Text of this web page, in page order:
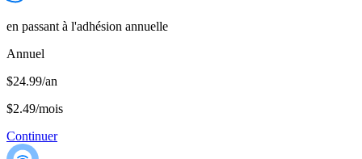
en passant à l'adhésion annuelle
Annuel
$24.99/an
$2.49/mois
Continuer